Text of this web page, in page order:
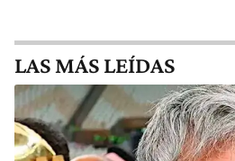
LAS MÁS LEÍDAS